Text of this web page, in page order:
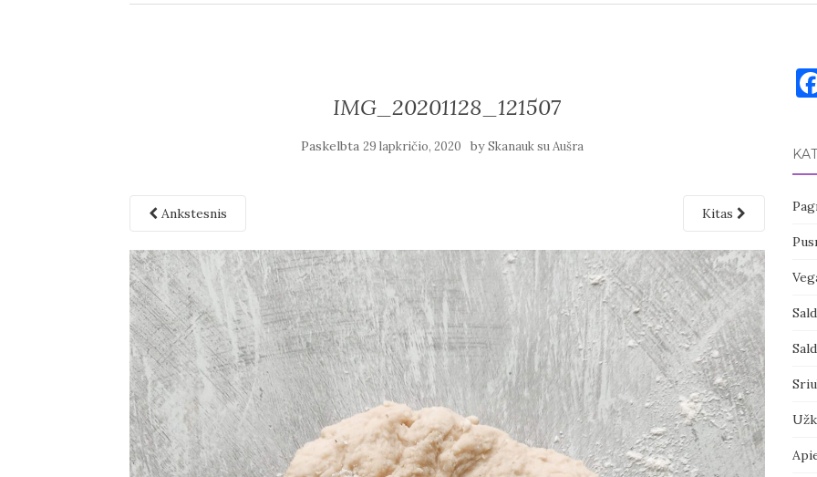
IMG_20201128_121507
Paskelbta29 lapkričio, 2020 bySkanauk su Aušra
Ankstesnis Kitas